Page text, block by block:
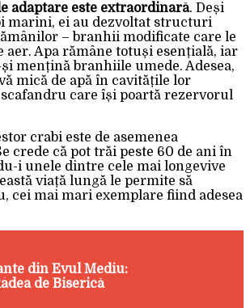
adaptare este extraordinară. Deși
marini, ei au dezvoltat structuri
– branhii modificate care le
aer. Apa rămâne totuși esențială, iar
mențină branhiile umede. Adesea,
mică de apă în cavitățile lor
care își poartă rezervorul
crabi este de asemenea
crede că pot trăi peste 60 de ani în
i unele dintre cele mai longevive
viață lungă le permite să
cei mai mari exemplare fiind adesea
din Evul Mediu:
de Biserică